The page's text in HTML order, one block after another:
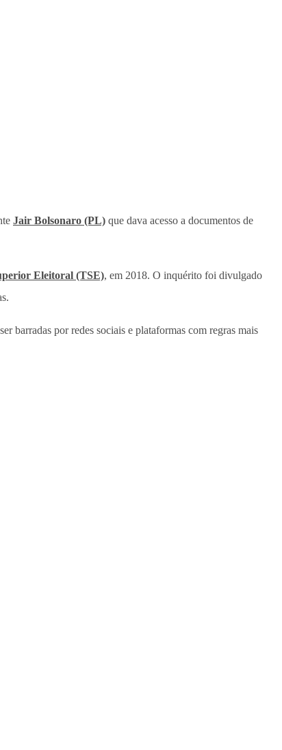
Jair Bolsonaro (PL) que dava acesso a documentos de
Eleitoral (TSE), em 2018. O inquérito foi divulgado
barradas por redes sociais e plataformas com regras mais